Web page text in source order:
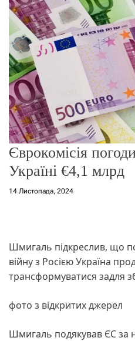
Єврокомісія
Україні €4,1 млрд
14 Листопада, 2024
Шмигаль підкреслив, що
війну з Росією Україна
трансформуватися задля
фото з відкритих джерел
Шмигаль подякував ЄС за